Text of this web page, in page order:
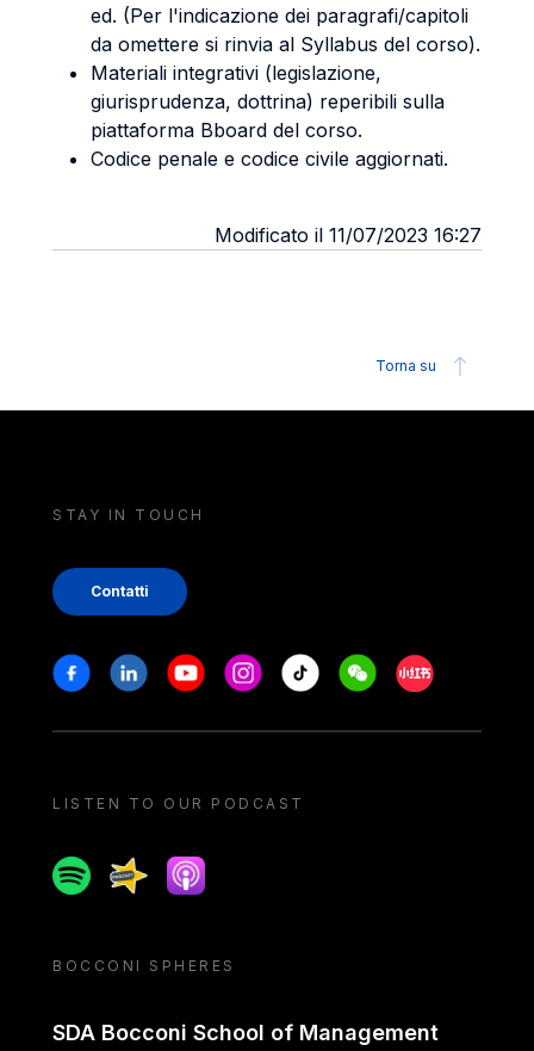
ed. (Per l'indicazione dei paragrafi/capitoli
da omettere si rinvia al Syllabus del corso).
Materiali integrativi (legislazione,
giurisprudenza, dottrina) reperibili sulla
piattaforma Bboard del corso.
Codice penale e codice civile aggiornati.
Modificato il 11/07/2023 16:27
Torna su
STAY IN TOUCH
Contatti
Stay in touch
FacebookLinkedinYoutubeInstagram
Tiktok WeechatXiaohongshu/
LISTEN TO OUR PODCAST
SpotifySpreakerApple podcast
BOCCONI SPHERES
SDA Bocconi School of Management